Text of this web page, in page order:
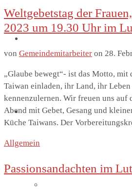
St. Marien
Weltgebetstag der
2023 um 19.30 Uhr im
von Gemeindemitarbeiter on 28.
„Glaube bewegt“- ist das Motto, mit
Taiwan einladen, ihr Land, ihr
kennenzulernen. Wir freuen uns auf
Abend mit Gebet, Gesang und
Küche Taiwans. Der
Allgemein
Passionsandachten im